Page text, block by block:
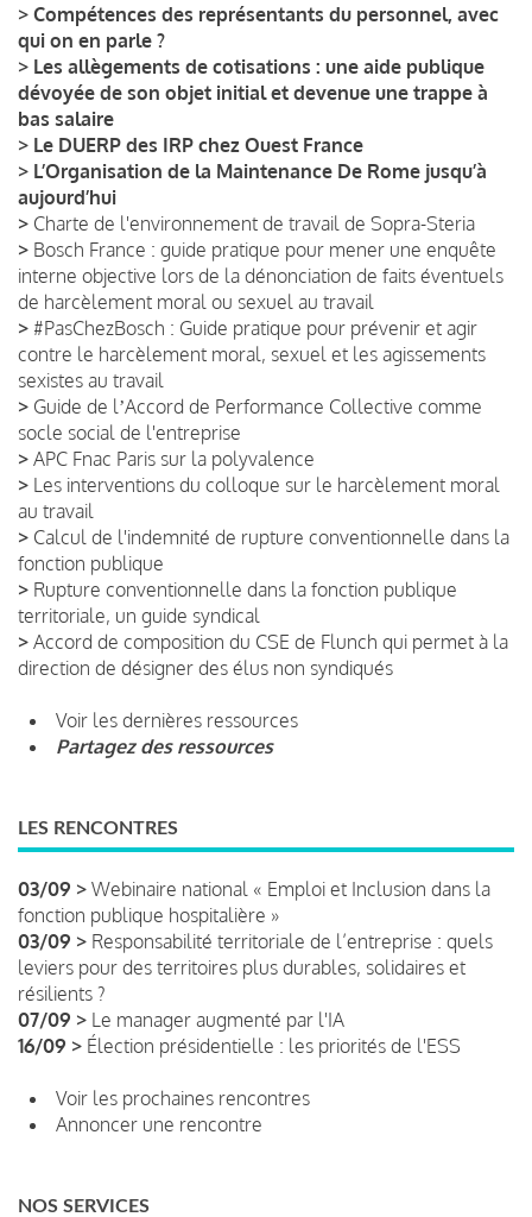
> Compétences des représentants du personnel, avec
qui on en parle ?
> Les allègements de cotisations : une aide publique
dévoyée de son objet initial et devenue une trappe à
bas salaire
> Le DUERP des IRP chez Ouest France
> L’Organisation de la Maintenance De Rome jusqu’à
aujourd’hui
> Charte de l'environnement de travail de Sopra-Steria
> Bosch France : guide pratique pour mener une enquête
interne objective lors de la dénonciation de faits éventuels
de harcèlement moral ou sexuel au travail
> #PasChezBosch : Guide pratique pour prévenir et agir
contre le harcèlement moral, sexuel et les agissements
sexistes au travail
> Guide de lʼAccord de Performance Collective comme
socle social de l'entreprise
> APC Fnac Paris sur la polyvalence
> Les interventions du colloque sur le harcèlement moral
au travail
> Calcul de l'indemnité de rupture conventionnelle dans la
fonction publique
> Rupture conventionnelle dans la fonction publique
territoriale, un guide syndical
> Accord de composition du CSE de Flunch qui permet à la
direction de désigner des élus non syndiqués
Voir les dernières ressources
Partagez des ressources
LES RENCONTRES
03/09 > Webinaire national « Emploi et Inclusion dans la
fonction publique hospitalière »
03/09 > Responsabilité territoriale de l’entreprise : quels
leviers pour des territoires plus durables, solidaires et
résilients ?
07/09 > Le manager augmenté par l'IA
16/09 > Élection présidentielle : les priorités de l'ESS
Voir les prochaines rencontres
Annoncer une rencontre
NOS SERVICES